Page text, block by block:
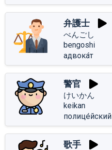
弁護士
べんごし
bengoshi
адвока́т
警官
けいかん
keikan
полице́йский
歌手